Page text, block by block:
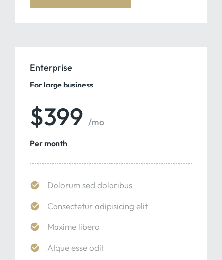
Enterprise
For large business
$399 /mo
Per month
Dolorum sed doloribus
Consectetur adipisicing elit
Maxime libero
Atque esse odit